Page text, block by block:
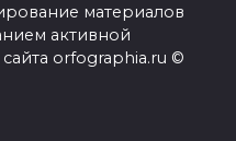
материалов
активной
orfographia.ru ©